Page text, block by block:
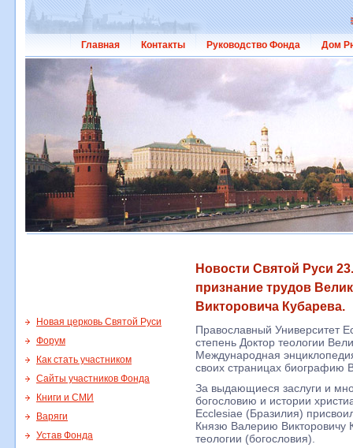
Главная Контакты Руководство Фонда Дом
Новости Святой Руси
признание трудов
Викторовича Кубарева.
Новая церковь Святой Руси
Форум
Как стать участником
Сайты участников Фонда
Книги и СМИ
Варяги
Устав Фонда
Православный Университет
степень Доктор теологии
Международная
своих страницах биографию
За выдающиеся заслуги и
богословию и истории
Ecclesiae (Бразилия)
Князю Валерию Викторовичу
теологии (богословия).